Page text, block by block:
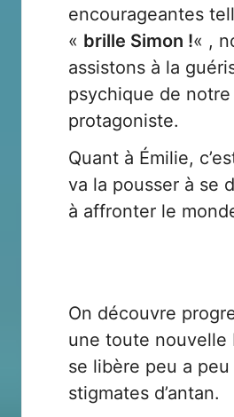
encourageantes
« brille Simon !« ,
assistons à la
psychique de
protagoniste.
Quant à Émilie,
va la pousser à se
à affronter le
On découvre
une toute nouvelle
se libère peu a
stigmates d’antan.